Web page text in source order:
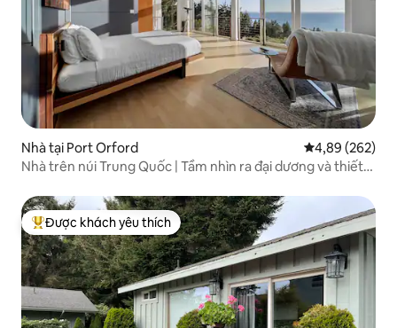
Nhà tại Port Orford Xếp hạng
4,89 (262)
Nhà trên núi Trung Quốc | Tầm nhìn ra đại dương và thiết
Được khách yêu thích nhất
Được khách yêu thích